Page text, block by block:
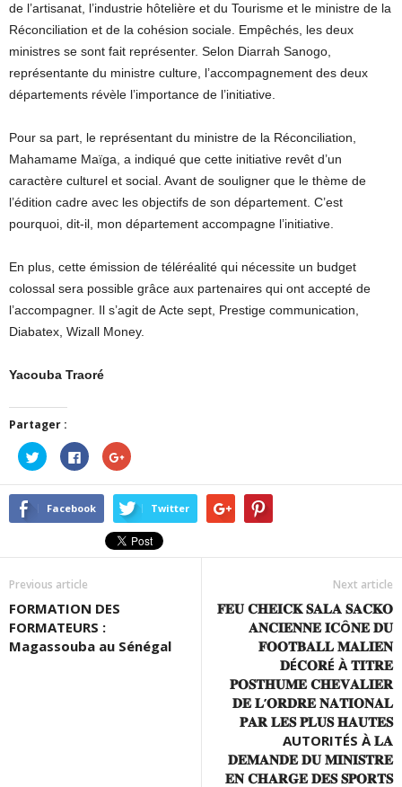
de l’artisanat, l’industrie hôtelière et du Tourisme et le ministre de la
Réconciliation et de la cohésion sociale. Empêchés, les deux
ministres se sont fait représenter. Selon Diarrah Sanogo,
représentante du ministre culture, l’accompagnement des deux
départements révèle l’importance de l’initiative.
Pour sa part, le représentant du ministre de la Réconciliation,
Mahamame Maïga, a indiqué que cette initiative revêt d’un
caractère culturel et social. Avant de souligner que le thème de
l’édition cadre avec les objectifs de son département. C’est
pourquoi, dit-il, mon département accompagne l’initiative.
En plus, cette émission de téléréalité qui nécessite un budget
colossal sera possible grâce aux partenaires qui ont accepté de
l’accompagner. Il s’agit de Acte sept, Prestige communication,
Diabatex, Wizall Money.
Yacouba Traoré
Partager :
Cliquez
pour
partager
sur
Twitter(ouvre
dans
Cliquez
pour
partager
sur
Facebook(ouvre
dans
nouvelle
fenêtre)
Cliquez
pour
sur
Google+
(ouvre
dans
une
nouvelle
fenêtre)
Facebook Twitter
Previous article
FORMATION DES
FORMATEURS :
Magassouba au Sénégal
Next article
𝐅𝐄𝐔 𝐂𝐇𝐄𝐈𝐂𝐊 𝐒𝐀𝐋𝐀 𝐒𝐀𝐂𝐊𝐎
𝐀𝐍𝐂𝐈𝐄𝐍𝐍𝐄 𝐈𝐂Ô𝐍𝐄 𝐃𝐔
𝐅𝐎𝐎𝐓𝐁𝐀𝐋𝐋 𝐌𝐀𝐋𝐈𝐄𝐍
𝐃É𝐂𝐎𝐑É À 𝐓𝐈𝐓𝐑𝐄
𝐏𝐎𝐒𝐓𝐇𝐔𝐌𝐄 𝐂𝐇𝐄𝐕𝐀𝐋𝐈𝐄𝐑
𝐃𝐄 𝐋’𝐎𝐑𝐃𝐑𝐄 𝐍𝐀𝐓𝐈𝐎𝐍𝐀𝐋
𝐏𝐀𝐑 𝐋𝐄𝐒 𝐏𝐋𝐔𝐒 𝐇𝐀𝐔𝐓𝐄𝐒
AUTORITÉS À 𝐋𝐀
𝐃𝐄𝐌𝐀𝐍𝐃𝐄 𝐃𝐔 𝐌𝐈𝐍𝐈𝐒𝐓𝐑𝐄
𝐄𝐍 𝐂𝐇𝐀𝐑𝐆𝐄 𝐃𝐄𝐒 𝐒𝐏𝐎𝐑𝐓𝐒